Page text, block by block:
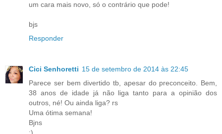
um cara mais novo, só o contrário que pode!
bjs
Responder
Cici Senhoretti 15 de setembro de 2014 às 22:45
Parece ser bem divertido tb, apesar do preconceito. Bem,
38 anos de idade já não liga tanto para a opinião dos
outros, né! Ou ainda liga? rs
Uma ótima semana!
Bjns